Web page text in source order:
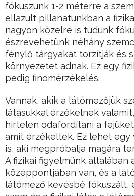
fókuszunk 1-2 méterre a
ellazult pillanatunkban a
nagyon közelre is tudunk
észrevehetünk néhány
fénylő tárgyakat torzítják és
környezetet adnak. Ez egy
pedig finomérzékelés.
Vannak, akik a látómezőjük
látásukkal érzékelnek
hirtelen odafordítani a
amit érzékeltek. Ez lehet
is, aki megpróbálja magára
A fizikai figyelmünk általában
középpontjában van, és a
látómező kevésbé fókuszált,